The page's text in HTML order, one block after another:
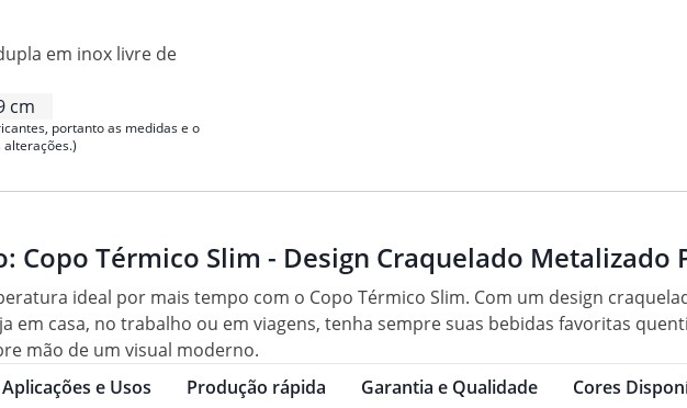
em inox livre de
cm
portanto as medidas e o
Copo Térmico Slim - Design Craquelado Metalizado
ideal por mais tempo com o Copo Térmico Slim. Com um design
em casa, no trabalho ou em viagens, tenha sempre suas bebidas favoritas
mão de um visual moderno.
Aplicações e Usos Produção rápida Garantia e Qualidade Cores